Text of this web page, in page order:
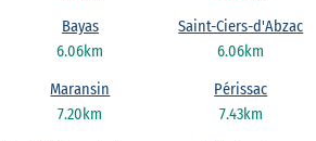
6.06km
Bayas
6.06km
Saint-Ciers-d'Abzac
7.20km
Maransin
7.43km
Périssac